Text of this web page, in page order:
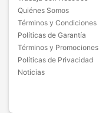
Quiénes Somos
Términos y Condiciones
Políticas de Garantía
Términos y Promociones
Políticas de Privacidad
Noticias